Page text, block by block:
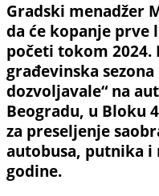
Gradski menadžer
da će kopanje prve
početi tokom 2024.
građevinska
dozvoljavale“ na
Beogradu, u Bloku
za preseljenje
autobusa, putnika i
godine.